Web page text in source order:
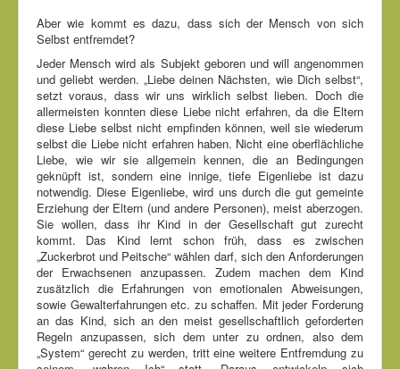
Aber wie kommt es dazu, dass sich der Mensch von sich
Selbst entfremdet?
Jeder Mensch wird als Subjekt geboren und will angenommen
und geliebt werden. „Liebe deinen Nächsten, wie Dich selbst“,
setzt voraus, dass wir uns wirklich selbst lieben. Doch die
allermeisten konnten diese Liebe nicht erfahren, da die Eltern
diese Liebe selbst nicht empfinden können, weil sie wiederum
selbst die Liebe nicht erfahren haben. Nicht eine oberflächliche
Liebe, wie wir sie allgemein kennen, die an Bedingungen
geknüpft ist, sondern eine innige, tiefe Eigenliebe ist dazu
notwendig. Diese Eigenliebe, wird uns durch die gut gemeinte
Erziehung der Eltern (und andere Personen), meist aberzogen.
Sie wollen, dass ihr Kind in der Gesellschaft gut zurecht
kommt. Das Kind lernt schon früh, dass es zwischen
„Zuckerbrot und Peitsche“ wählen darf, sich den Anforderungen
der Erwachsenen anzupassen. Zudem machen dem Kind
zusätzlich die Erfahrungen von emotionalen Abweisungen,
sowie Gewalterfahrungen etc. zu schaffen. Mit jeder Forderung
an das Kind, sich an den meist gesellschaftlich geforderten
Regeln anzupassen, sich dem unter zu ordnen, also dem
„System“ gerecht zu werden, tritt eine weitere Entfremdung zu